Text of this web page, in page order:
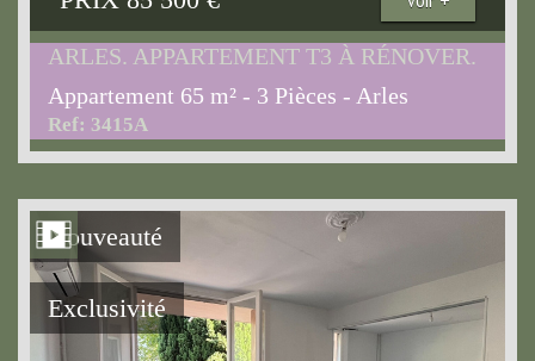
ARLES. APPARTEMENT T3 À RÉNOVER.
Appartement 65 m² - 3 Pièces - Arles
Ref: 3415A
Exclusivité
Nouveauté